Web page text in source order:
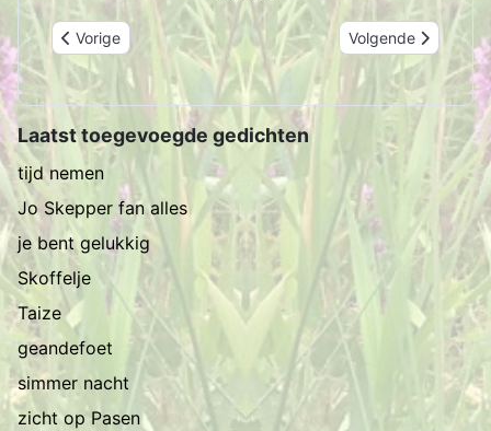
Vorig artikel: troch tocht
Vorige Volgende artikel:
Volgende
Laatst toegevoegde gedichten
tijd nemen
Jo Skepper fan alles
je bent gelukkig
Skoffelje
Taize
geandefoet
simmer nacht
zicht op Pasen